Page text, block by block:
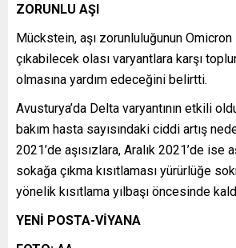
ZORUNLU AŞI
Mückstein, aşı zorunluluğunun
çıkabilecek olası varyantlara karşı
olmasına yardım edeceğini belirtti.
Avusturya’da Delta varyantının etkili
bakım hasta sayısındaki ciddi artış
2021’de aşısızlara, Aralık 2021’de ise
sokağa çıkma kısıtlaması yürürlüğe
yönelik kısıtlama yılbaşı öncesinde
YENİ POSTA-VİYANA